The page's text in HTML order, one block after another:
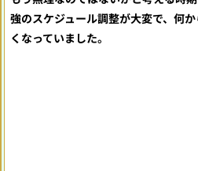
強のスケジュール調整が大変で、何
くなっていました。